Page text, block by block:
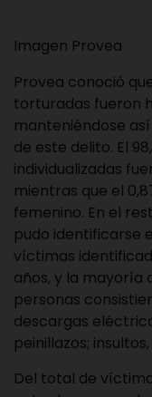
Imagen Provea
Provea conoció
torturadas fueron
manteniéndose
de este delito. El
individualizadas
mientras que el
femenino. En el
pudo identificarse
víctimas
años, y la mayoría
personas
descargas
peinillazos;
Del total de